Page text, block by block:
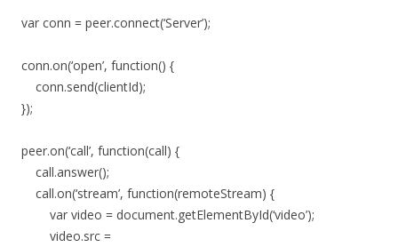
var conn = peer.connect(‘Server’);
conn.on(‘open’, function() {
conn.send(clientId);
});
peer.on(‘call’, function(call) {
call.answer();
call.on(‘stream’, function(remoteStream) {
var video = document.getElementById(‘video’);
video.src =